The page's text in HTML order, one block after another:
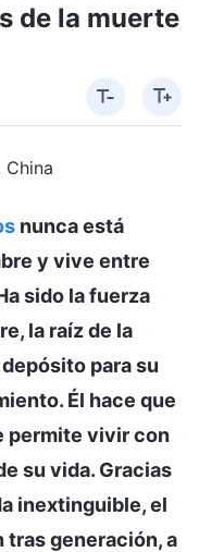
de la muerte
China
nunca está
y vive entre
sido la fuerza
la raíz de la
para su
Él hace que
permite vivir con
su vida. Gracias
inextinguible, el
tras generación, a